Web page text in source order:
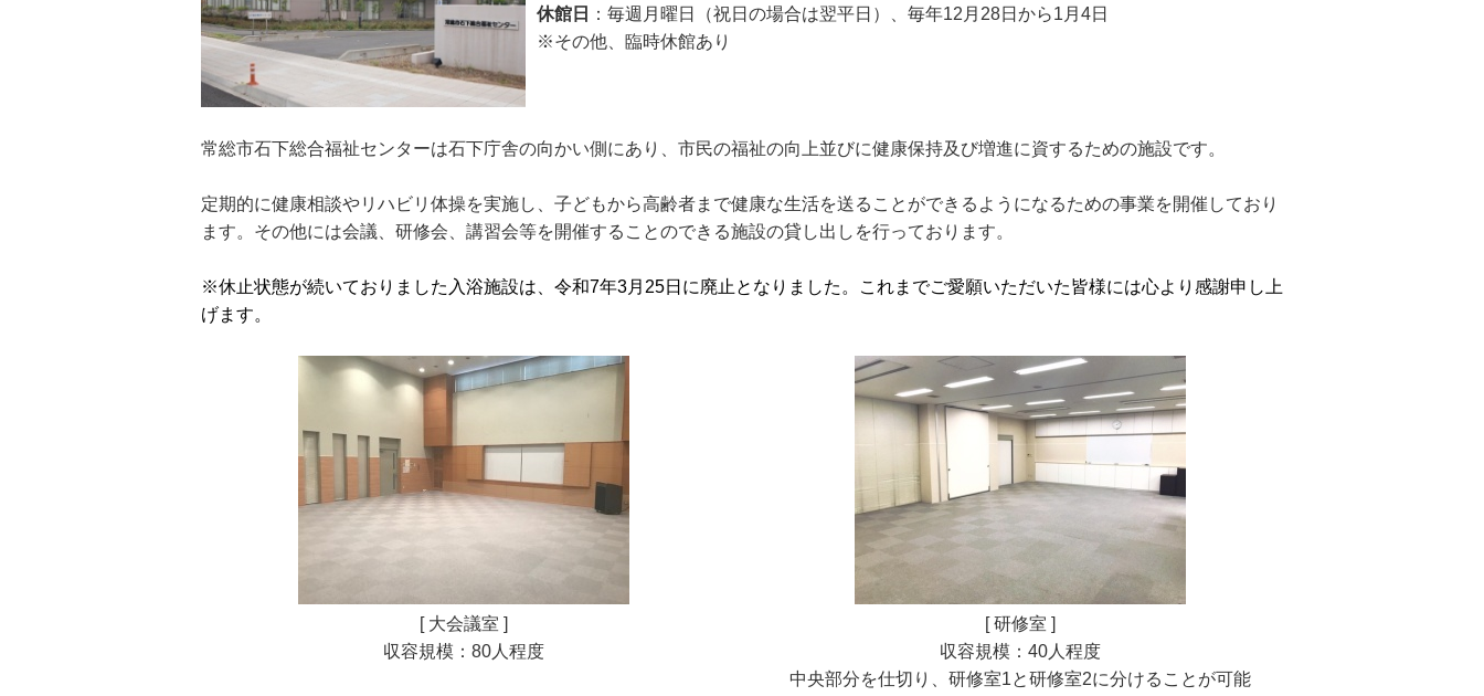
休館日
：毎週月曜日（祝日の場合は翌平日）、毎年12月28日から1月4日
※その他、臨時休館あり
常総市石下総合福祉センターは石下庁舎の向かい側にあり、市民の福祉の向上並びに健康保持及び増進に資するための施設です。
定期的に健康相談やリハビリ体操を実施し、子どもから高齢者まで健康な生活を送ることができるようになるための事業を開催しており
ます。その他には会議、研修会、講習会等を開催することのできる施設の貸し出しを行っております。
※休止状態が続いておりました入浴施設は、令和7年3月25日に廃止となりました。これまでご愛願いただいた皆様には心より感謝申し上
げます。
[ 大会議室 ]
収容規模：80人程度
[ 研修室 ]
収容規模：40人程度
中央部分を仕切り、研修室1と研修室2に分けることが可能